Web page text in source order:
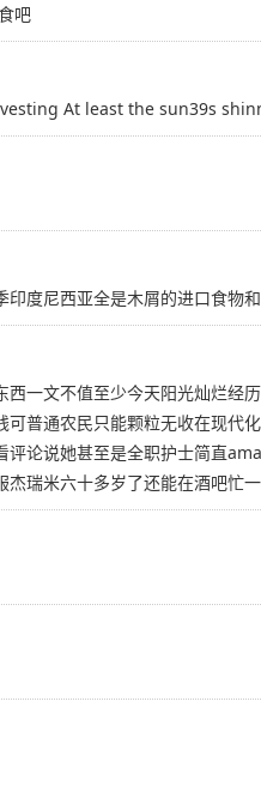
吧
At least the sun39s
印度尼西亚全是木屑的进口食物
西一文不值至少今天阳光灿烂经
可普通农民只能颗粒无收在现代
评论说她甚至是全职护士简直
杰瑞米六十多岁了还能在酒吧忙